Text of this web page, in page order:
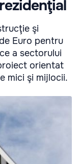
şi
Euro pentru
a sectorului
orientat
mici şi mijlocii.